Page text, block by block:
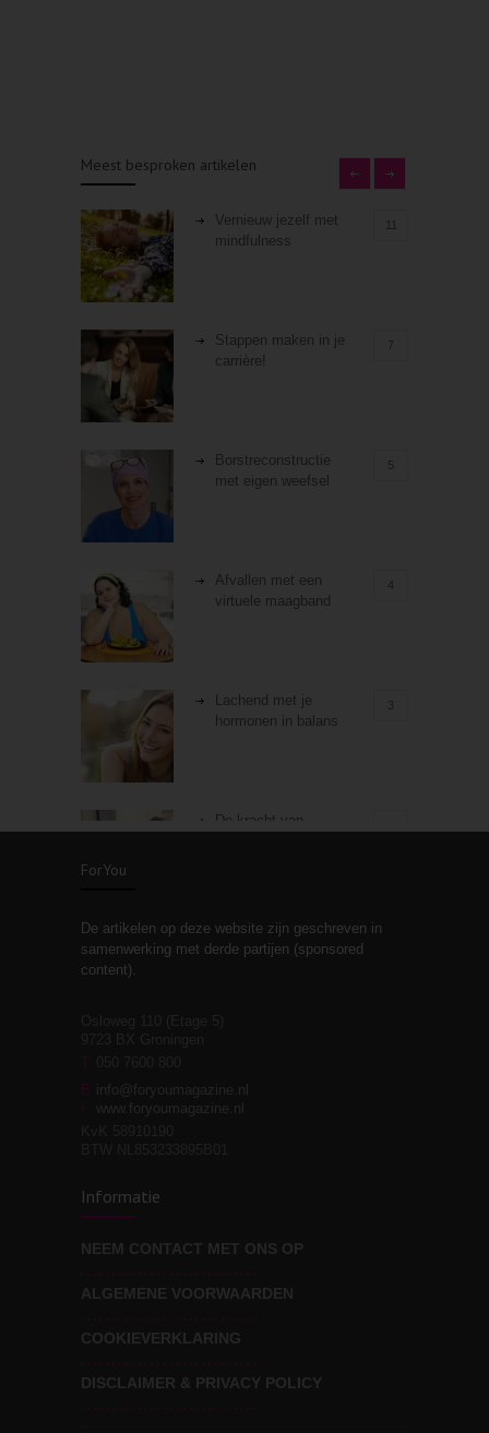
Meest besproken artikelen
Vernieuw jezelf met
mindfulness
Stappen maken in je
carrière!
7
Borstreconstructie
met eigen weefsel
5
Afvallen met een
virtuele maagband
4
Lachend met je
hormonen in balans
3
De kracht van
Stiefouderschap en
relaties
moeite!
Wat voor leider wil jij
zijn?
ForYou
De artikelen op deze website zijn geschreven in
samenwerking met derde partijen (sponsored
content).
T
E info@foryoumagazine.nl
www.foryoumagazine.nl
Informatie
NEEM CONTACT MET ONS OP
ALGEMENE VOORWAARDEN
COOKIEVERKLARING
DISCLAIMER & PRIVACY POLICY